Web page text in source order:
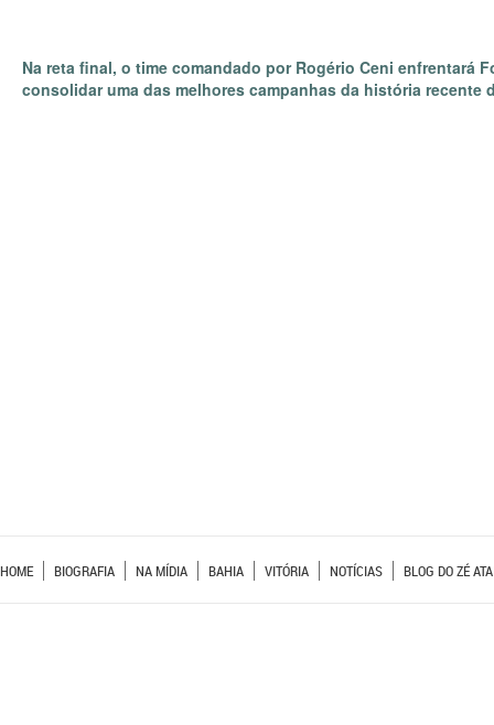
Na reta final, o time comandado por Rogério Ceni enfrentará
consolidar uma das melhores campanhas da história
HOME BIOGRAFIA NA MÍDIA BAHIA VITÓRIA NOTÍCIAS BLOG DO ZÉ